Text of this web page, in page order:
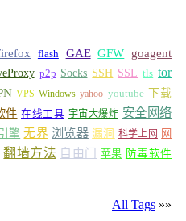
flash GAE GFW
goagent
p2p Socks SSH SSL tls tor
VPS Windows yahoo youtube 下载
件 在线工具 宇宙大爆炸 安全网络
擎 无界 浏览器 漏洞 科学上网 网
翻墙方法 自由门 苹果 防毒软件
All Tags »»